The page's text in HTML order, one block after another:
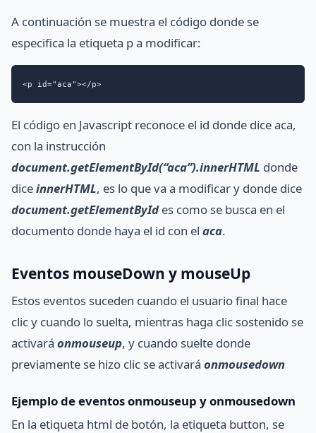
A continuación se muestra el código donde se
especifica la etiqueta p a modificar:
<p id="aca"></p>
El código en Javascript reconoce el id donde dice aca,
con la instrucción
document.getElementById(“aca”).innerHTML donde
diceinnerHTML, es lo que va a modificar y donde dice
document.getElementByIdes como se busca en el
documento donde haya el id con el aca.
Eventos mouseDown y mouseUp
Estos eventos suceden cuando el usuario final hace
clic y cuando lo suelta, mientras haga clic sostenido se
activará onmouseup, y cuando suelte donde
previamente se hizo clic se activará onmousedown
Ejemplo de eventos onmouseup y onmousedown
En la etiqueta html de botón, la etiqueta button, se